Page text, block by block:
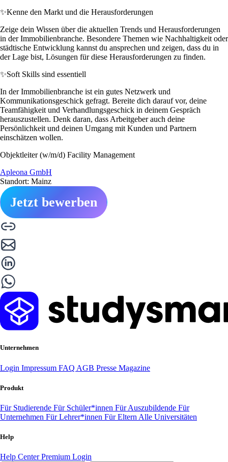
✨Kenne den Markt und die Herausforderungen
Zeige dein Wissen über die aktuellen Trends und Herausforderungen
in der Immobilienbranche. Besondere Themen wie Nachhaltigkeit oder
städtische Entwicklung kannst du ansprechen und zeigen, dass du in
der Lage bist, Lösungen für diese Herausforderungen zu finden.
✨Soft Skills sind essentiell
In der Immobilienbranche ist ein gutes Netzwerk und
Kommunikationsgeschick gefragt. Bereite dich darauf vor, deine
Teamfähigkeit und Verhandlungsgeschick in deinem Gespräch
herauszustellen. Denk daran, dass Arbeitgeber auch deine
Persönlichkeit und deinen Umgang mit Kunden und Partnern
einschätzen wollen.
Objektleiter (w/m/d) Facility Management
Apleona GmbH
Standort: Mainz
Jetzt bewerben
Unternehmen
Login Impressum FAQ AGB Presse Magazine
Produkt
Für Studierende Für Schüler*innen Für Auszubildende Für
Unternehmen Für Lehrer*innen Für Eltern Alle Universitäten
Help
Help CenterPremium Login